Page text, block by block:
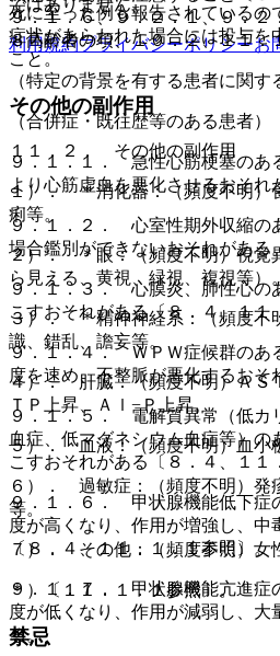
９．１．６、９．２．１、９．２
８高齢者の項、１０．２、１１．
（特定の背景を有する患者に関す
（合併症・既往歴等のある患者）
９．１．１． 急性心筋梗塞のあ
より心筋虚血を悪化させるおそれ
９．１．２． 心室性期外収縮の
場合鑑別ができないおそれがある
９．１．３． 心膜炎、肺性心の
こすおそれがある〔８．４、１１
９．１．４． ＷＰＷ症候群のあ
度を速め、不整脈が悪化するおそ
９．１．５． 電解質異常（低カ
血症、低マグネシウム血症等）の
こすおそれがある〔８．４、１１
９．１．６． 甲状腺機能低下症
度が高くなり、作用が増強し、中
〔８．４、１１．１．１参照〕。
９．１．７． 甲状腺機能亢進症
度が低くなり、作用が減弱し、大
る。
死に至った例も報告されているの
症状があらわれた場合には投与を
こと。
その他の副作用
１１．２． その他の副作用
１）． ＊消化器：（頻度不明）
痢等。
２）． ＊眼：（頻度不明）視覚
ら見える、黄視、緑視、複視等）。
３）． ＊精神神経系：（頻度不
識、錯乱、譫妄等。
４）． 肝臓：（頻度不明）ＡＳ
ＴＰ上昇、Ａｌ−Ｐ上昇。
５）． 血液：（頻度不明）血小
６）． 過敏症：（頻度不明）発
等。
７）． その他：（頻度不明）女
＊）〔１１．１．１参照〕。
禁忌
利用規約プライバシーポリシーお